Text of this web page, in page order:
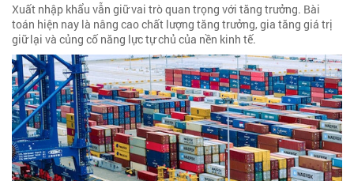
Xuất nhập khẩu vẫn giữ vai trò quan trọng với tăng trưởng. Bài
toán hiện nay là nâng cao chất lượng tăng trưởng, gia tăng giá trị
giữ lại và củng cố năng lực tự chủ của nền kinh tế.